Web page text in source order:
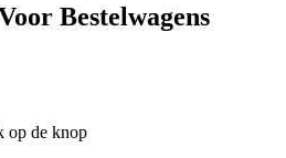
Bestelwagens
op de knop